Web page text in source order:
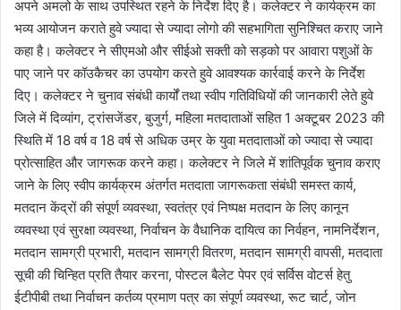
अपने अमलो के साथ उपस्थित रहने के निर्देश दिए है। कलेक्टर ने कार्यक्रम का
भव्य आयोजन कराते हुवे ज्यादा से ज्यादा लोगो की सहभागिता सुनिश्चित कराए जाने
कहा है। कलेक्टर ने सीएमओ और सीईओ सक्ती को सड़को पर आवारा पशुओं के
पाए जाने पर कॉउकैचर का उपयोग करते हुवे आवश्यक कार्रवाई करने के निर्देश
दिए। कलेक्टर ने चुनाव संबंधी कार्यों तथा स्वीप गतिविधियों की जानकारी लेते हुवे
जिले में दिव्यांग, ट्रांसजेंडर, बुजुर्ग, महिला मतदाताओं सहित 1 अक्टूबर 2023 की
स्थिति में 18 वर्ष व 18 वर्ष से अधिक उम्र के युवा मतदाताओं को ज्यादा से ज्यादा
प्रोत्साहित और जागरूक करने कहा। कलेक्टर ने जिले में शांतिपूर्वक चुनाव कराए
जाने के लिए स्वीप कार्यक्रम अंतर्गत मतदाता जागरूकता संबंधी समस्त कार्य,
मतदान केंद्रों की संपूर्ण व्यवस्था, स्वतंत्र एवं निष्पक्ष मतदान के लिए कानून
व्यवस्था एवं सुरक्षा व्यवस्था, निर्वाचन के वैधानिक दायित्व का निर्वहन, नामनिर्देशन,
मतदान सामग्री प्रभारी, मतदान सामग्री वितरण, मतदान सामग्री वापसी, मतदाता
सूची की चिन्हित प्रति तैयार करना, पोस्टल बैलेट पेपर एवं सर्विस वोटर्स हेतु
ईटीपीबी तथा निर्वाचन कर्तव्य प्रमाण पत्र का संपूर्ण व्यवस्था, रूट चार्ट, जोन